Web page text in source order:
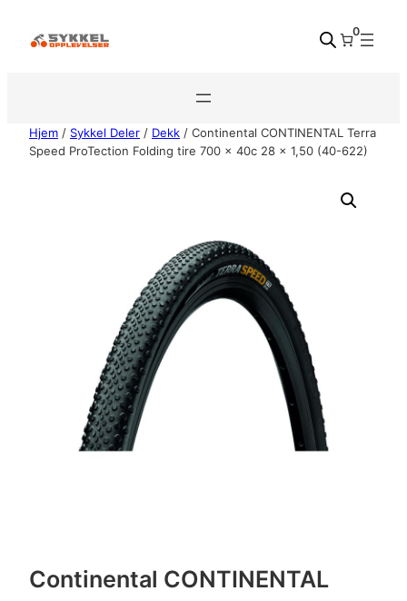
0
Hjem / Sykkel Deler / Dekk / Continental CONTINENTAL Terra
Speed ProTection Folding tire 700 x 40c 28 x 1,50 (40-622)
Continental CONTINENTAL